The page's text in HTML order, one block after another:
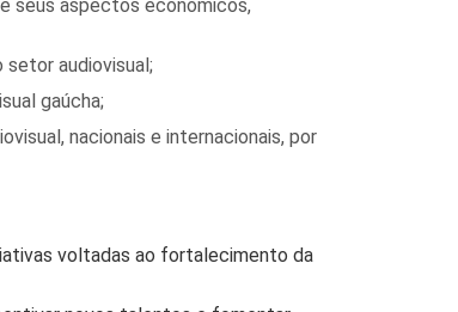
seus aspectos econômicos,
audiovisual;
gaúcha;
nacionais e internacionais, por
voltadas ao fortalecimento da